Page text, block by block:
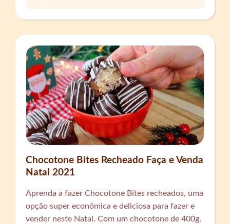
Chocotone Bites Recheado Faça e Venda
Natal 2021
Aprenda a fazer Chocotone Bites recheados, uma
opção super econômica e deliciosa para fazer e
vender neste Natal. Com um chocotone de 400g,